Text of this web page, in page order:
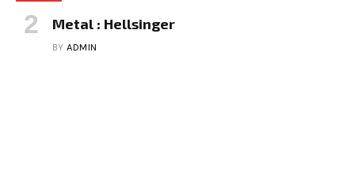
Metal : Hellsinger
BY ADMIN